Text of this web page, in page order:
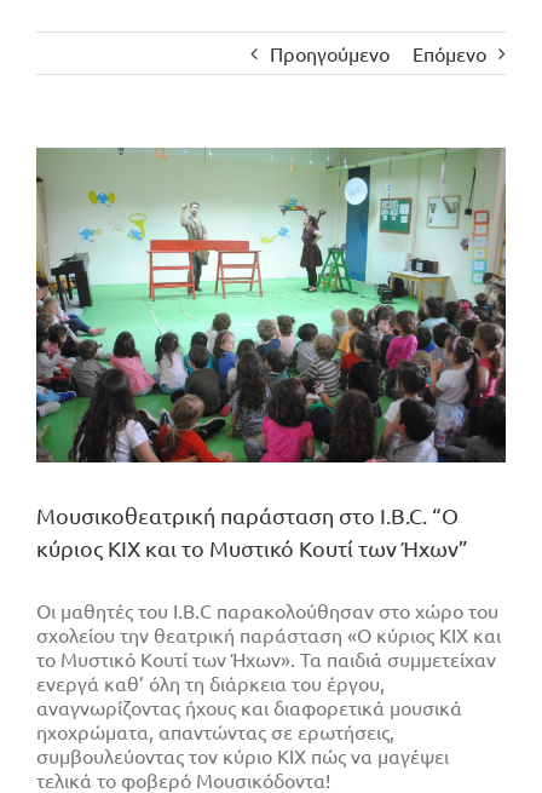
Προηγούμενο Επόμενο
μεγαλύτερης
εικόνας
Μουσικοθεατρική παράσταση στο I.B.C. “Ο
κύριος ΚΙΧ και το Μυστικό Κουτί των Ήχων”
Οι μαθητές του I.B.C παρακολούθησαν στο χώρο του
σχολείου την θεατρική παράσταση «Ο κύριος ΚΙΧ και
το Μυστικό Κουτί των Ήχων». Τα παιδιά συμμετείχαν
ενεργά καθ’ όλη τη διάρκεια του έργου,
αναγνωρίζοντας ήχους και διαφορετικά μουσικά
ηχοχρώματα, απαντώντας σε ερωτήσεις,
συμβουλεύοντας τον κύριο ΚΙΧ πώς να μαγέψει
τελικά το φοβερό Μουσικόδοντα!